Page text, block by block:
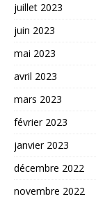
juillet 2023
juin 2023
mai 2023
avril 2023
mars 2023
février 2023
janvier 2023
décembre 2022
novembre 2022